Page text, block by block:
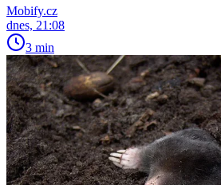
Mobify.cz
dnes, 21:08
3 min